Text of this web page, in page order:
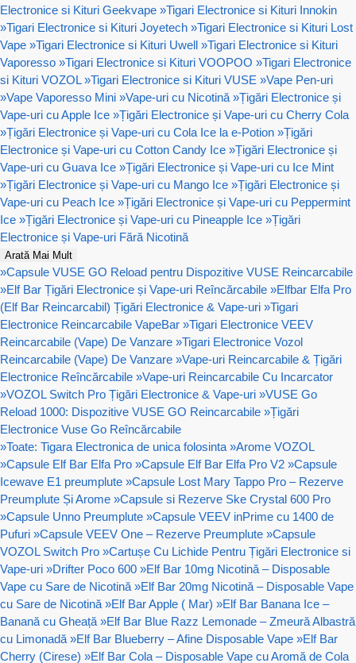
Electronice si Kituri Geekvape »Tigari Electronice si Kituri Innokin
»Tigari Electronice si Kituri Joyetech »Tigari Electronice si Kituri Lost
Vape »Tigari Electronice si Kituri Uwell »Tigari Electronice si Kituri
Vaporesso »Tigari Electronice si Kituri VOOPOO »Tigari Electronice
si Kituri VOZOL »Tigari Electronice si Kituri VUSE »Vape Pen-uri
»Vape Vaporesso Mini »Vape-uri cu Nicotină »Țigări Electronice și
Vape-uri cu Apple Ice »Țigări Electronice și Vape-uri cu Cherry Cola
»Țigări Electronice și Vape-uri cu Cola Ice la e-Potion »Țigări
Electronice și Vape-uri cu Cotton Candy Ice »Țigări Electronice și
Vape-uri cu Guava Ice »Țigări Electronice și Vape-uri cu Ice Mint
»Țigări Electronice și Vape-uri cu Mango Ice »Țigări Electronice și
Vape-uri cu Peach Ice »Țigări Electronice și Vape-uri cu Peppermint
Ice »Țigări Electronice și Vape-uri cu Pineapple Ice »Țigări
Electronice și Vape-uri Fără Nicotină
Arată Mai Mult
»Capsule VUSE GO Reload pentru Dispozitive VUSE Reincarcabile
»Elf Bar Țigări Electronice și Vape-uri Reîncărcabile »Elfbar Elfa Pro
(Elf Bar Reincarcabil) Țigări Electronice & Vape-uri »Tigari
Electronice Reincarcabile VapeBar »Tigari Electronice VEEV
Reincarcabile (Vape) De Vanzare »Tigari Electronice Vozol
Reincarcabile (Vape) De Vanzare »Vape-uri Reincarcabile & Țigări
Electronice Reîncărcabile »Vape-uri Reincarcabile Cu Incarcator
»VOZOL Switch Pro Țigări Electronice & Vape-uri »VUSE Go
Reload 1000: Dispozitive VUSE GO Reincarcabile »Țigări
Electronice Vuse Go Reîncărcabile
»Toate: Tigara Electronica de unica folosinta »Arome VOZOL
»Capsule Elf Bar Elfa Pro »Capsule Elf Bar Elfa Pro V2 »Capsule
Icewave E1 preumplute »Capsule Lost Mary Tappo Pro – Rezerve
Preumplute Și Arome »Capsule si Rezerve Ske Crystal 600 Pro
»Capsule Unno Preumplute »Capsule VEEV inPrime cu 1400 de
Pufuri »Capsule VEEV One – Rezerve Preumplute »Capsule
VOZOL Switch Pro »Cartușe Cu Lichide Pentru Țigări Electronice si
Vape-uri »Drifter Poco 600 »Elf Bar 10mg Nicotină – Disposable
Vape cu Sare de Nicotină »Elf Bar 20mg Nicotină – Disposable Vape
cu Sare de Nicotină »Elf Bar Apple ( Mar) »Elf Bar Banana Ice –
Banană cu Gheață »Elf Bar Blue Razz Lemonade – Zmeură Albastră
cu Limonadă »Elf Bar Blueberry – Afine Disposable Vape »Elf Bar
Cherry (Cirese) »Elf Bar Cola – Disposable Vape cu Aromă de Cola